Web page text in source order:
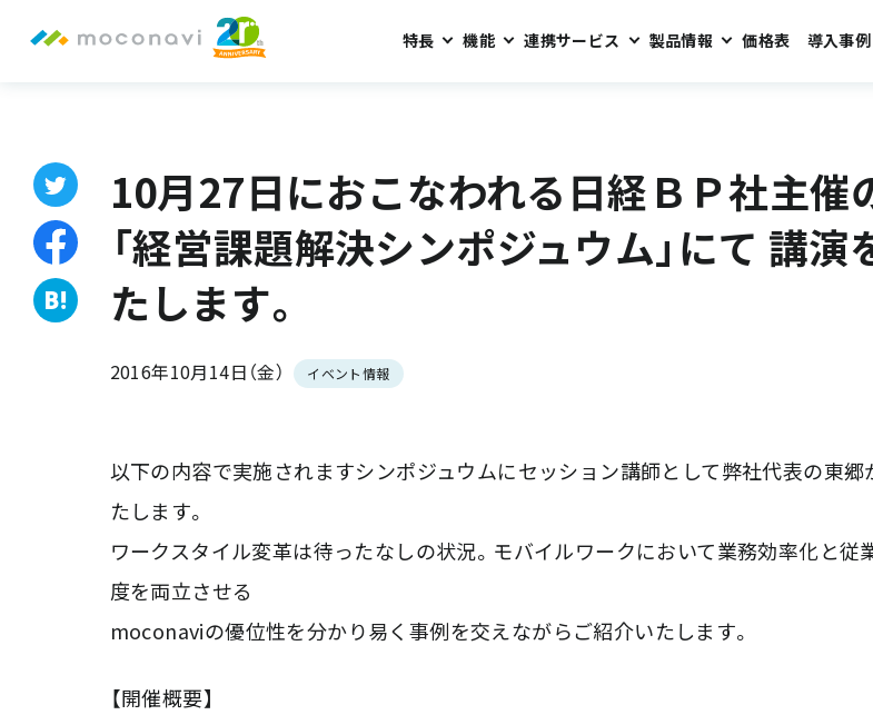
特長 機能 連携サービス 製品情報 価格表 導入事例
10月27日におこなわれる日経ＢＰ社主催
「経営課題解決シンポジュウム」にて 講演
たします。
2016年10月14日（金） イベント情報
以下の内容で実施されますシンポジュウムにセッション講師として弊社代表の東郷
たします。
ワークスタイル変革は待ったなしの状況。モバイルワークにおいて業務効率化と従
度を両立させる
moconaviの優位性を分かり易く事例を交えながらご紹介いたします。
【開催概要】